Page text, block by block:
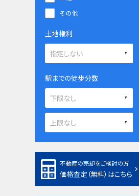
その他
土地権利
駅までの徒歩分数
不動産の売却をご検討の方
価格査定（無料）はこちら